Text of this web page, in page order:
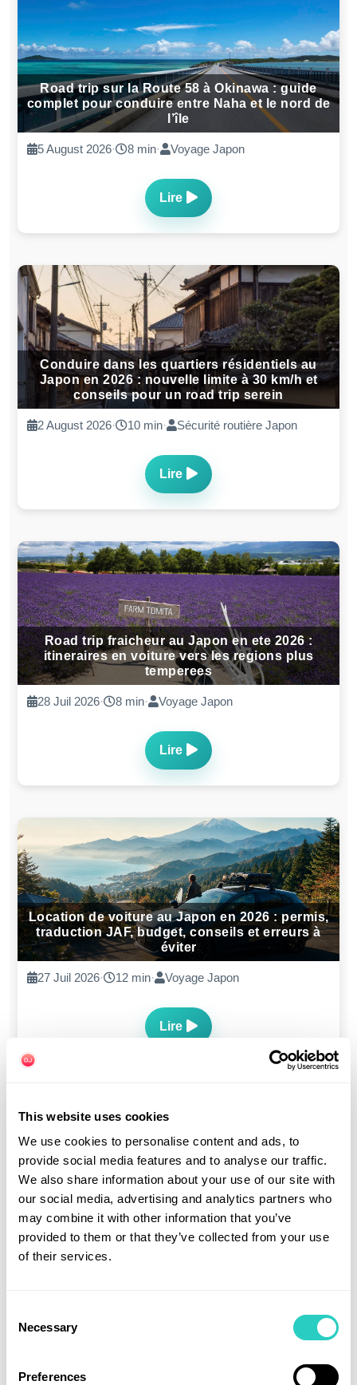
This website uses cookies
We use cookies to personalise content and ads, to
provide social media features and to analyse our traffic.
We also share information about your use of our site with
our social media, advertising and analytics partners who
may combine it with other information that you’ve
provided to them or that they’ve collected from your use
of their services.
Selection
Necessary
Preferences
Road trip sur la Route 58 à Okinawa : guide
complet pour conduire entre Naha et le nord de
l’île
5 August 2026· 8 min· Voyage Japon
Lire
Conduire dans les quartiers résidentiels au
Japon en 2026 : nouvelle limite à 30 km/h et
conseils pour un road trip serein
2 August 2026· 10 min· Sécurité routière Japon
Lire
Road trip fraicheur au Japon en ete 2026 :
itineraires en voiture vers les regions plus
temperees
28 Juil 2026· 8 min· Voyage Japon
Lire
Location de voiture au Japon en 2026 : permis,
traduction JAF, budget, conseils et erreurs à
éviter
27 Juil 2026· 12 min· Voyage Japon
Lire
Conduire au Japon pendant la canicule 2026 :
sécurité, itinéraires plus frais et préparation du
voyage
26 Juil 2026·